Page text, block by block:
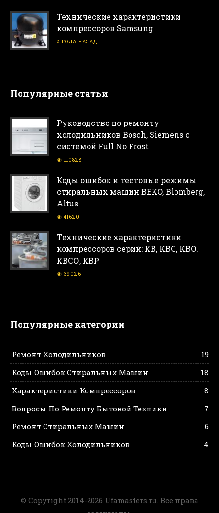
Технические характеристики
компрессоров Samsung
2 ГОДА НАЗАД
Популярные статьи
Руководство по ремонту
холодильников Bosch, Siemens с
системой Full No Frost
110828
Коды ошибок и тестовые режимы
стиральных машин BEKO, Blomberg,
Altus
41620
Тeхнические характеристики
компрессоров серий: КВ, КВС, КВО,
КВСО, КВР
39026
Популярные категории
Ремонт Холодильников
19
Коды Ошибок Стиральных Машин
18
Характеристики Компрессоров
8
Вопросы По Ремонту Бытовой Техники
7
Ремонт Стиральных Машин
6
Коды Ошибок Холодильников
4
© Copyright 2014-2026 Ufamasters.ru. Все права